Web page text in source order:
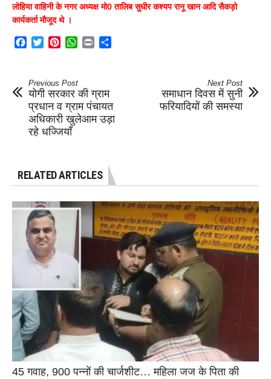
लोहिया वाहिनी के नगर अध्यक्ष मो0 तालिब सुधीर कश्यप रानू खान आदि सैकड़ो
कार्यकर्ता मौजूद थे ।
Facebook
TwitterPinterestWhatsApp
Print
Previous Post
योगी सरकार की ग्राम
प्रधान व ग्राम पंचायत
अधिकारी खुलेआम उड़ा
रहे धज्जियाँ
Next Post
समाधान दिवस में सुनी
फरियादियों की समस्या
RELATED ARTICLES
45 गवाह, 900 पन्नों की चार्जशीट… महिला जज के पिता की